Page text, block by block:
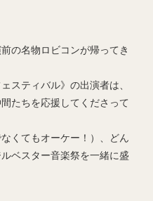
の名物ロビコンが帰ってき
スティバル》の出演者は、
たちを応援してくださって
くてもオーケー！）、どん
ベスター音楽祭を一緒に盛